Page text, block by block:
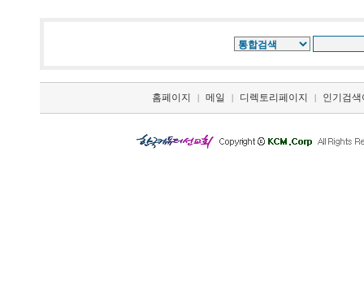
홈페이지 | 메일 | 디렉토리페이지 | 인기검색